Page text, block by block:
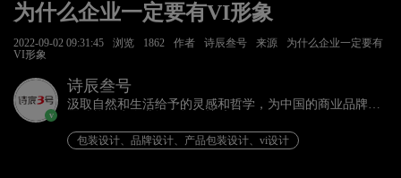
为什么企业一定要有VI形象
2022-09-02 09:31:45 浏览 1862 作者 诗辰叁号 来源
为什么企业一定要有
VI形象
v
诗辰叁号
汲取自然和生活给予的灵感和哲学，为中国的商业品牌发
包装设计、品牌设计、产品包装设计、vi设计